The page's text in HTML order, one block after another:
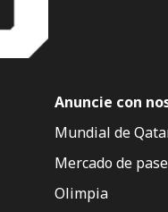
Anuncie con
Mundial de
Mercado de
Olimpia